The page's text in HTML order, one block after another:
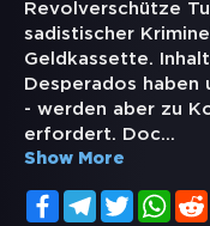
Revolverschütze
sadistischer
Geldkassette.
Desperados haben
- werden aber zu
erfordert. Doc...
Show More
FacebookTelegramTwitter